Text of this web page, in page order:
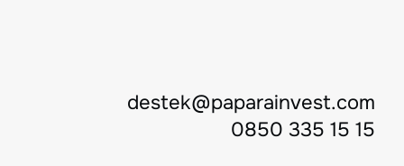
destek@paparainvest.com
0850 335 15 15